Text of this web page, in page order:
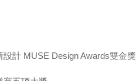
計 MUSE Design Awards雙金獎